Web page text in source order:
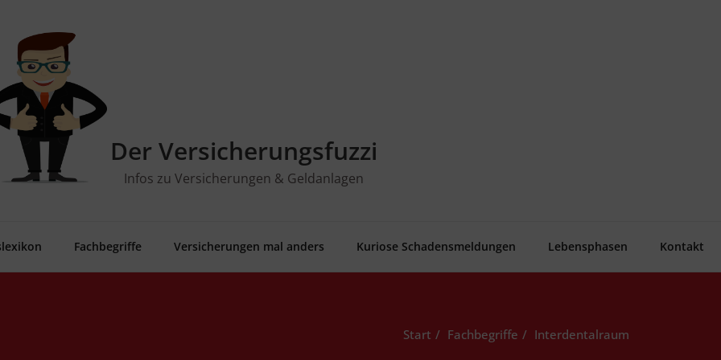
Der Versicherungsfuzzi
Infos zu Versicherungen & Geldanlagen
Fach­be­grif­fe Ver­si­che­run­gen mal anders Kurio­se Schadensmeldungen Lebens­pha­sen Kon­takt
Start Fachbegriffe Inter­den­tal­raum